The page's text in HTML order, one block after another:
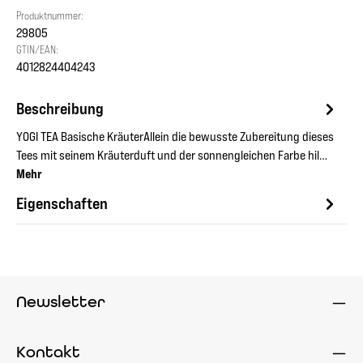
Produktnummer:
29805
GTIN/EAN:
4012824404243
Beschreibung
YOGI TEA Basische KräuterAllein die bewusste Zubereitung dieses
Tees mit seinem Kräuterduft und der sonnengleichen Farbe hil…
Mehr
Eigenschaften
Newsletter
Kontakt